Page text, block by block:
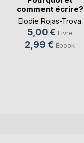
comment écrire?
Elodie Rojas-Trova
5,00 € Livre
2,99 € Ebook